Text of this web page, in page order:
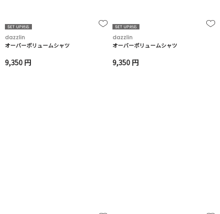
dazzlin
オーバーボリュームシャツ
9,350 円
dazzlin
オーバーボリュームシャツ
9,350 円